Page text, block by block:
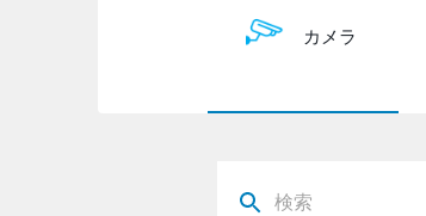
カメラ